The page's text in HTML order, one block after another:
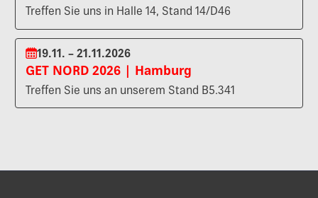
Treffen Sie uns in Halle 14, Stand 14/D46
19.11. – 21.11.2026
GET NORD 2026 | Hamburg
Treffen Sie uns an unserem Stand B5.341